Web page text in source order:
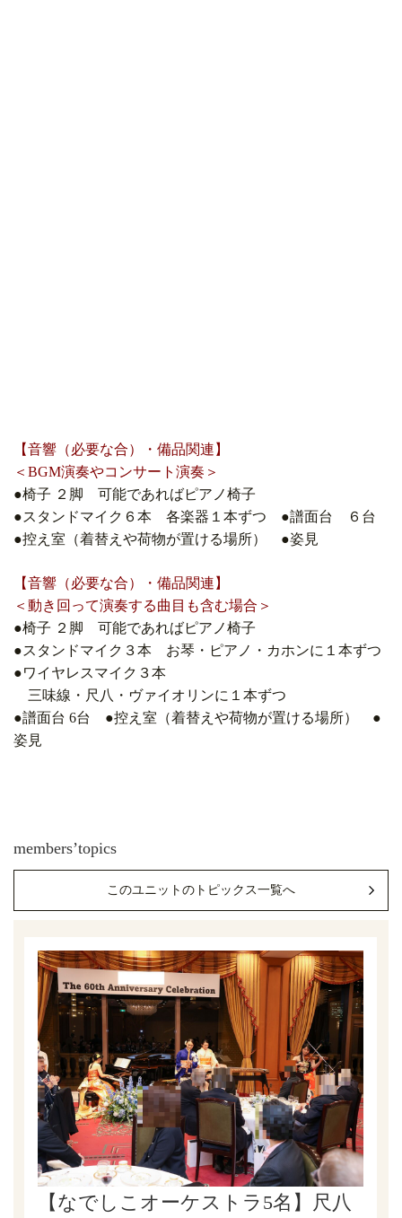
【音響（必要な合）・備品関連】
＜BGM演奏やコンサート演奏＞
●椅子 ２脚 可能であればピアノ椅子
●スタンドマイク６本 各楽器１本ずつ ●譜面台 ６台
●控え室（着替えや荷物が置ける場所） ●姿見
【音響（必要な合）・備品関連】
＜動き回って演奏する曲目も含む場合＞
●椅子 ２脚 可能であればピアノ椅子
●スタンドマイク３本 お琴・ピアノ・カホンに１本ずつ
●ワイヤレスマイク３本
三味線・尺八・ヴァイオリンに１本ずつ
●譜面台 6台 ●控え室（着替えや荷物が置ける場所） ●
姿見
members’topics
このユニットのトピックス一覧へ
【なでしこオーケストラ5名】尺八